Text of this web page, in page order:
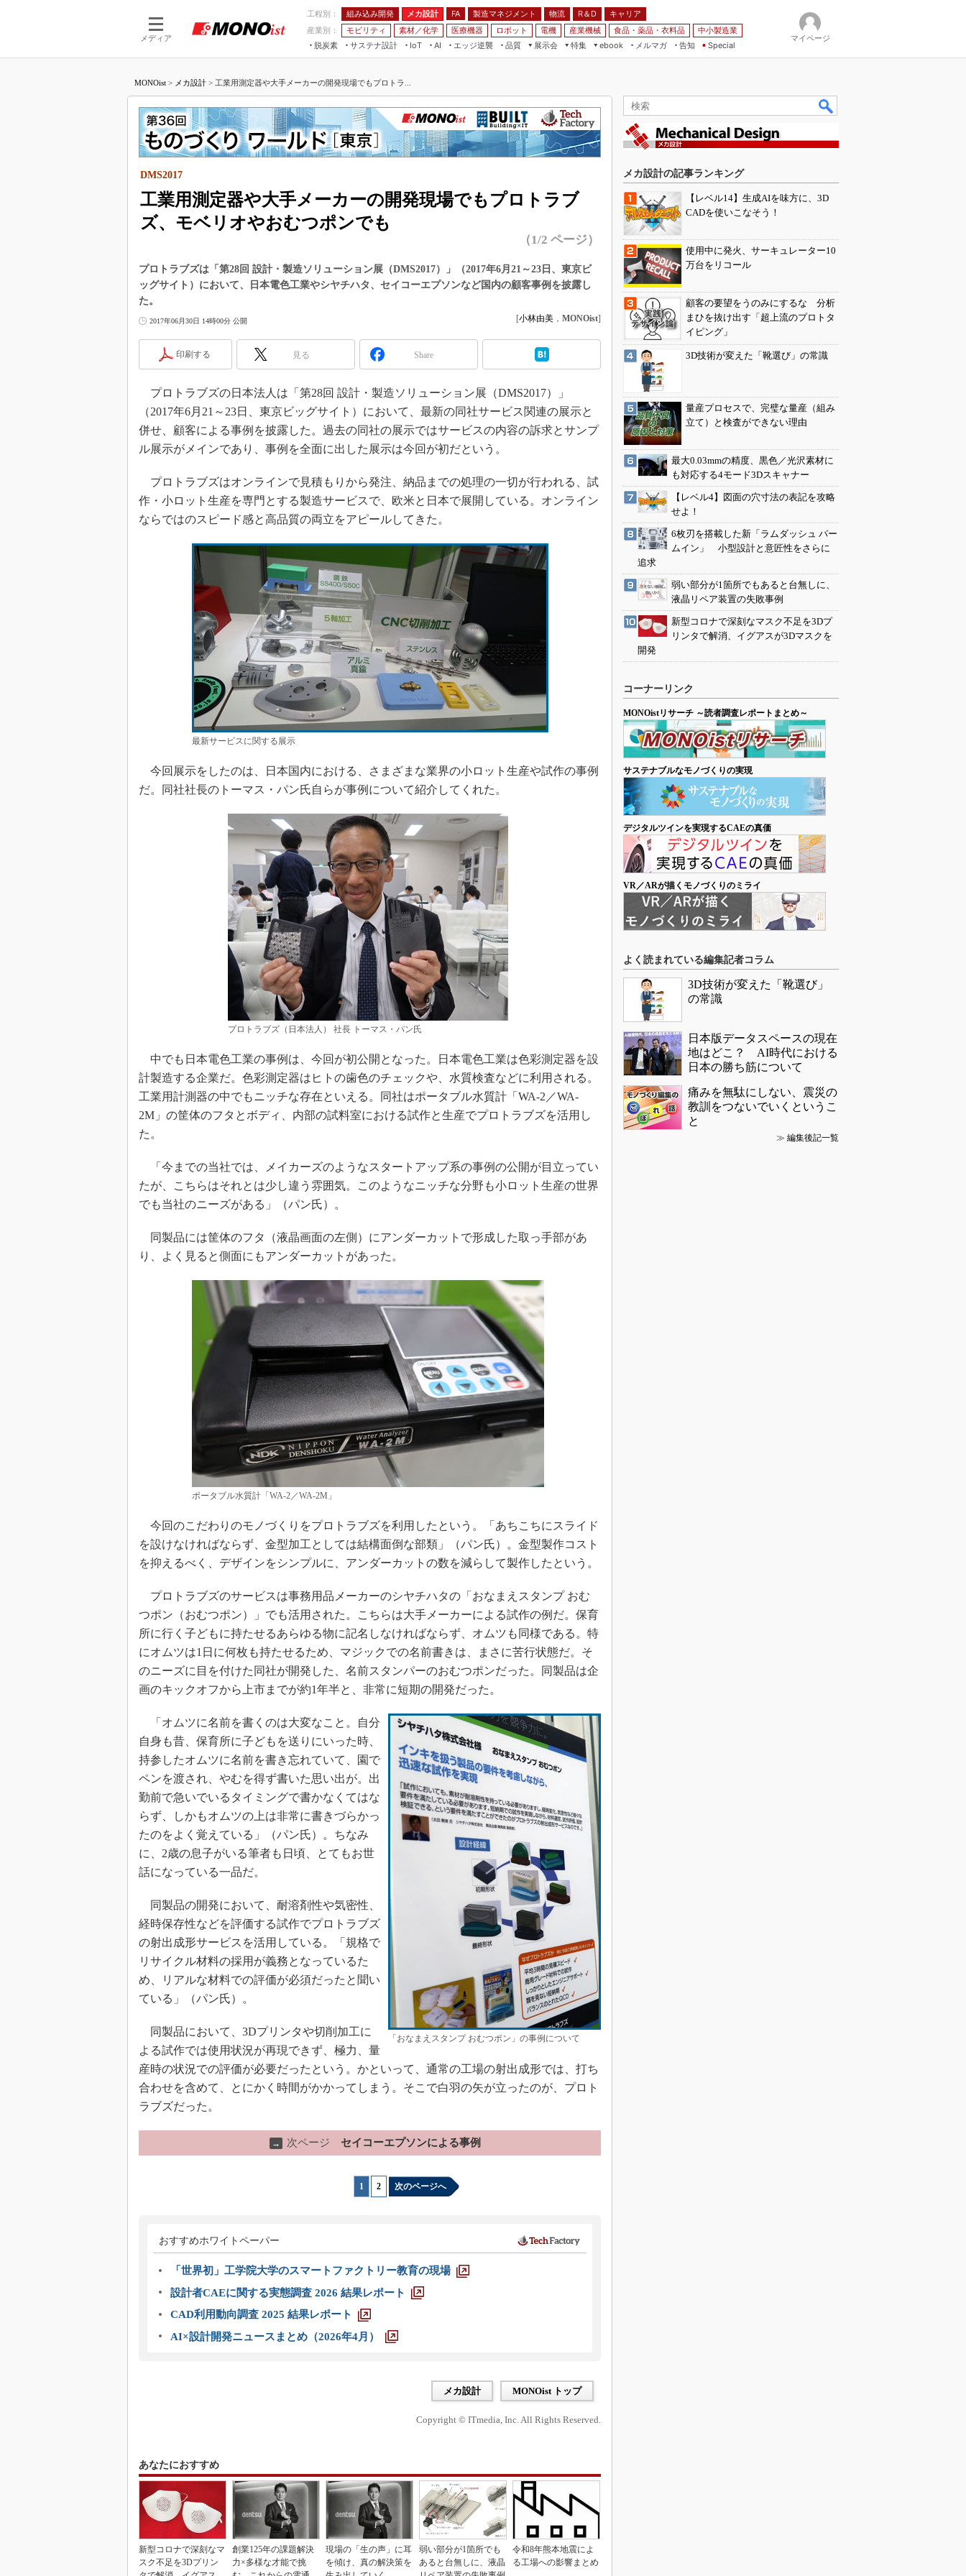
メディア
工程別： 組み込み開発 メカ設計 FA 製造マネジメント 物流 R＆D
キャリア
産業別：
モビリティ 素材／化学 医療機器 ロボット 電機 産業機械 食品・薬品・衣料品
中小製造業
脱炭素
サステナ設計
IoT
つながる工場
つながるサービス
AI
AI×設備保全
Physical AI
エッジ逆襲 品質
展示会
JIMTOF
組込み/エッジ コンピューティング
展＆IoT/5Gソリューション展
IIFES
国際ロボット展
TECHNO-FRONTIER
EdgeTech+
日本ものづくりワールド
特集
5G
VR／AR
フィールドサービス
組み込み画像技術
ISO26262
S＆OP
インダストリー4.0
イノベーション
製造業ビッグデータ
植物工場
知財マネジメント
海外生産
グローバル設計・開発
制御セキュリティ
新型コロナへの対応
ebook
製造マネジメント
FA
モビリティ
メルマガ
告知 Special
マイページ
MONOist > メカ設計 > 工業用測定器や大手メーカーの開発現場でもプロトラ...
工業用測定器や大手メーカーの開発現場でもプロトラブ
ズ、モベリオやおむつポンでも
DMS2017
（1/2 ページ）
プロトラブズは「第28回 設計・製造ソリューション展（DMS2017）」（2017年6月21～23日、東京ビ
ッグサイト）において、日本電色工業やシヤチハタ、セイコーエプソンなど国内の顧客事例を披露し
た。
2017年06月30日 14時00分 公開 [小林由美 ， MONOist]
印刷する 見る Share
プロトラブズの日本法人は「第28回 設計・製造ソリューション展（DMS2017）」
（2017年6月21～23日、東京ビッグサイト）において、最新の同社サービス関連の展示と
併せ、顧客による事例を披露した。過去の同社の展示ではサービスの内容の訴求とサンプ
ル展示がメインであり、事例を全面に出した展示は今回が初だという。
プロトラブズはオンラインで見積もりから発注、納品までの処理の一切が行われる、試
作・小ロット生産を専門とする製造サービスで、欧米と日本で展開している。オンライン
ならではのスピード感と高品質の両立をアピールしてきた。
最新サービスに関する展示
今回展示をしたのは、日本国内における、さまざまな業界の小ロット生産や試作の事例
だ。同社社長のトーマス・パン氏自らが事例について紹介してくれた。
プロトラブズ（日本法人） 社長 トーマス・パン氏
中でも日本電色工業の事例は、今回が初公開となった。日本電色工業は色彩測定器を設
計製造する企業だ。色彩測定器はヒトの歯色のチェックや、水質検査などに利用される。
工業用計測器の中でもニッチな存在といえる。同社はポータブル水質計「WA-2／WA-
2M」の筐体のフタとボディ、内部の試料室における試作と生産でプロトラブズを活用し
た。
「今までの当社では、メイカーズのようなスタートアップ系の事例の公開が目立ってい
たが、こちらはそれとは少し違う雰囲気。このようなニッチな分野も小ロット生産の世界
でも当社のニーズがある」（パン氏）。
同製品には筐体のフタ（液晶画面の左側）にアンダーカットで形成した取っ手部があ
り、よく見ると側面にもアンダーカットがあった。
ポータブル水質計「WA-2／WA-2M」
今回のこだわりのモノづくりをプロトラブズを利用したという。「あちこちにスライド
を設けなければならず、金型加工としては結構面倒な部類」（パン氏）。金型製作コスト
を抑えるべく、デザインをシンプルに、アンダーカットの数を減らして製作したという。
プロトラブズのサービスは事務用品メーカーのシヤチハタの「おなまえスタンプ おむ
つポン（おむつポン）」でも活用された。こちらは大手メーカーによる試作の例だ。保育
所に行く子どもに持たせるあらゆる物に記名しなければならず、オムツも同様である。特
にオムツは1日に何枚も持たせるため、マジックでの名前書きは、まさに苦行状態だ。そ
のニーズに目を付けた同社が開発した、名前スタンパーのおむつポンだった。同製品は企
画のキックオフから上市までが約1年半と、非常に短期の開発だった。
「おなまえスタンプ おむつポン」の事例について
「オムツに名前を書くのは大変なこと。自分
自身も昔、保育所に子どもを送りにいった時、
持参したオムツに名前を書き忘れていて、園で
ペンを渡され、やむを得ず書いた思い出が。出
勤前で急いでいるタイミングで書かなくてはな
らず、しかもオムツの上は非常に書きづらかっ
たのをよく覚えている」（パン氏）。ちなみ
に、2歳の息子がいる筆者も日頃、とてもお世
話になっている一品だ。
同製品の開発において、耐溶剤性や気密性、
経時保存性などを評価する試作でプロトラブズ
の射出成形サービスを活用している。「規格で
リサイクル材料の採用が義務となっているた
め、リアルな材料での評価が必須だったと聞い
ている」（パン氏）。
同製品において、3Dプリンタや切削加工に
よる試作では使用状況が再現できず、極力、量
産時の状況での評価が必要だったという。かといって、通常の工場の射出成形では、打ち
合わせを含めて、とにかく時間がかかってしまう。そこで白羽の矢が立ったのが、プロト
ラブズだった。
→ 次ページ セイコーエプソンによる事例
1 2 次のページへ
おすすめホワイトペーパー
「世界初」工学院大学のスマートファクトリー教育の現場
設計者CAEに関する実態調査 2026 結果レポート
CAD利用動向調査 2025 結果レポート
AI×設計開発ニュースまとめ（2026年4月）
メカ設計 MONOist トップ
Copyright © ITmedia, Inc. All Rights Reserved.
あなたにおすすめ
新型コロナで深刻なマ
スク不足を3Dプリン
創業125年の課題解決
力×多様な才能で挑
現場の「生の声」に耳
を傾け、真の解決策を
弱い部分が1箇所でも
あると台無しに、液晶
令和8年熊本地震によ
る工場への影響まとめ
メカ設計の記事ランキング
【レベル14】生成AIを味方に、3D
CADを使いこなそう！
使用中に発火、サーキュレーター10
万台をリコール
顧客の要望をうのみにするな 分析
まひを抜け出す「超上流のプロトタ
イピング」
3D技術が変えた「靴選び」の常識
量産プロセスで、完璧な量産（組み
立て）と検査ができない理由
最大0.03mmの精度、黒色／光沢素材に
も対応する4モード3Dスキャナー
【レベル4】図面の穴寸法の表記を攻略
せよ！
6枚刃を搭載した新「ラムダッシュ パー
ムイン」 小型設計と意匠性をさらに
追求
弱い部分が1箇所でもあると台無しに、
液晶リペア装置の失敗事例
新型コロナで深刻なマスク不足を3Dプ
リンタで解消、イグアスが3Dマスクを
開発
コーナーリンク
MONOistリサーチ ～読者調査レポートまとめ～
サステナブルなモノづくりの実現
デジタルツインを実現するCAEの真価
VR／ARが描くモノづくりのミライ
よく読まれている編集記者コラム
3D技術が変えた「靴選び」
の常識
日本版データスペースの現在
地はどこ？ AI時代における
日本の勝ち筋について
痛みを無駄にしない、震災の
教訓をつないでいくというこ
と
≫ 編集後記一覧